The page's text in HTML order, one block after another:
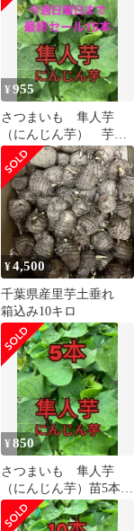
酒造※北海道・東北エ
リアは別途運賃が1000
円発生します。
¥955
さつまいも 隼人芋
（にんじん芋） 芋苗
15本
¥4,500
千葉県産里芋土垂れ
箱込み10キロ
¥850
さつまいも 隼人芋
（にんじん芋）苗5本＋
α